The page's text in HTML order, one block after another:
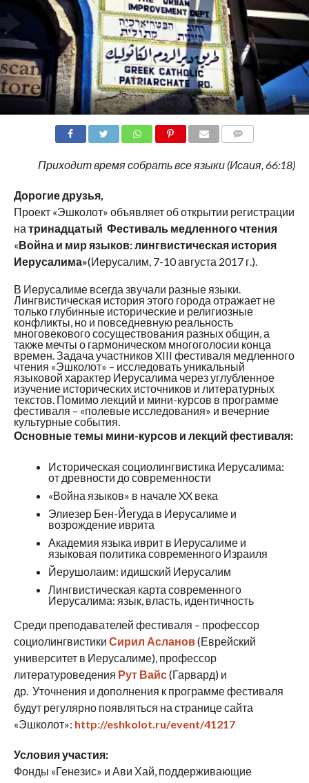
Приходит время собрать все языки (Исаия, 66:18)​
Дорогие друзья,
Проект «Эшколот» объявляет об открытии регистрации
на тринадцатый Фестиваль медленного чтения
«Война и мир языков: лингвистическая история
Иерусалима»(Иерусалим, 7-10 августа 2017 г.).
В Иерусалиме всегда звучали разные языки.
Лингвистическая история этого города отражает не
только глубинные исторические и религиозные
конфликты, но и повседневную реальность
многовекового сосуществования разных общин, а
также мечты о гармоническом многоголосии конца
времен. Задача участников XIII фестиваля медленного
чтения «Эшколот» – исследовать уникальный
языковой характер Иерусалима через углубленное
изучение исторических источников и литературных
текстов. Помимо лекций и мини-курсов в программе
фестиваля – «полевые исследования» и вечерние
культурные события.
Основные темы мини-курсов и лекций фестиваля:
Иcторическая социолингвистика Иерусалима:
от древности до современности
«Война языков» в начале XX века
Элиезер Бен-Йегуда в Иерусалиме и
возрождение иврита
Академия языка иврит в Иерусалиме и
языковая политика современного Израиля
Йерушолаим: идишский Иерусалим
Лингвистическая карта современного
Иерусалима: язык, власть, идентичность
Среди преподавателей фестиваля – профессор
социолингвистики Сирил Асланов(Еврейский
университет в Иерусалиме), профессор
литературоведения Рут Вайс(Гарвард) и
др. Уточнения и дополнения к программе фестиваля
будут регулярно появляться на странице сайта
«Эшколот»: http://eshkolot.ru/event/41217
Условия участия:
Фонды «Генезис» и Ави Хай, поддерживающие